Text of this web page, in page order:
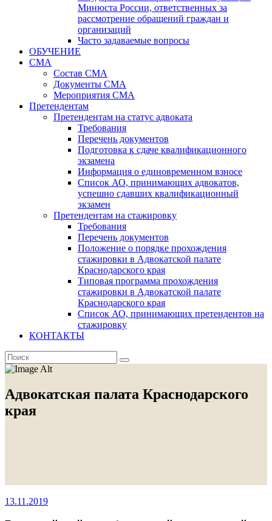
Минюста России, ответственных за
рассмотрение обращений граждан и
организаций
Часто задаваемые вопросы
ОБУЧЕНИЕ
СМА
Состав СМА
Документы СМА
Мероприятия СМА
Претендентам
Претендентам на статус адвоката
Требования
Перечень документов
Подготовка к сдаче квалификационного
экзамена
Информация о единовременном взносе
Список АО, принимающих адвокатов,
успешно сдавших квалификационный
экзамен
Претендентам на стажировку
Требования
Перечень документов
Положение о порядке прохождения
стажировки в Адвокатской палате
Краснодарского края
Типовая программа прохождения
стажировки в Адвокатской палате
Краснодарского края
Список АО, принимающих претендентов на
стажировку
КОНТАКТЫ
Адвокатская палата Краснодарского
края
13.11.2019